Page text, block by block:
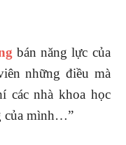
bán năng lực của
những điều mà
các nhà khoa học
của mình…”